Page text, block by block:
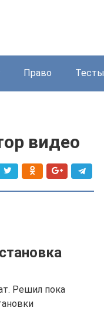
Право Тесты
видео
Решил пока